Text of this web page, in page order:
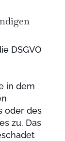
DSGVO
in dem
oder des
zu. Das